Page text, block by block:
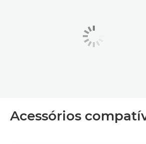
Acessórios